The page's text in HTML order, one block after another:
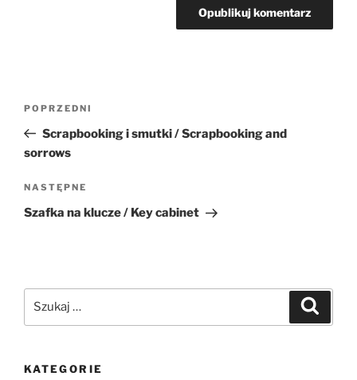
Nawigacja
Poprzedni
wpis
POPRZEDNI
Scrapbooking i smutki / Scrapbooking and
sorrows
Następny
wpis
NASTĘPNE
Szafka na klucze / Key cabinet
KATEGORIE